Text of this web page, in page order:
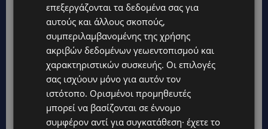
επεξεργάζονται τα δεδομένα σας για
αυτούς και άλλους σκοπούς,
συμπεριλαμβανομένης της χρήσης
ακριβών δεδομένων γεωεντοπισμού και
χαρακτηριστικών συσκευής. Οι επιλογές
σας ισχύουν μόνο για αυτόν τον
ιστότοπο. Ορισμένοι προμηθευτές
μπορεί να βασίζονται σε έννομο
συμφέρον αντί για συγκατάθεση· έχετε το